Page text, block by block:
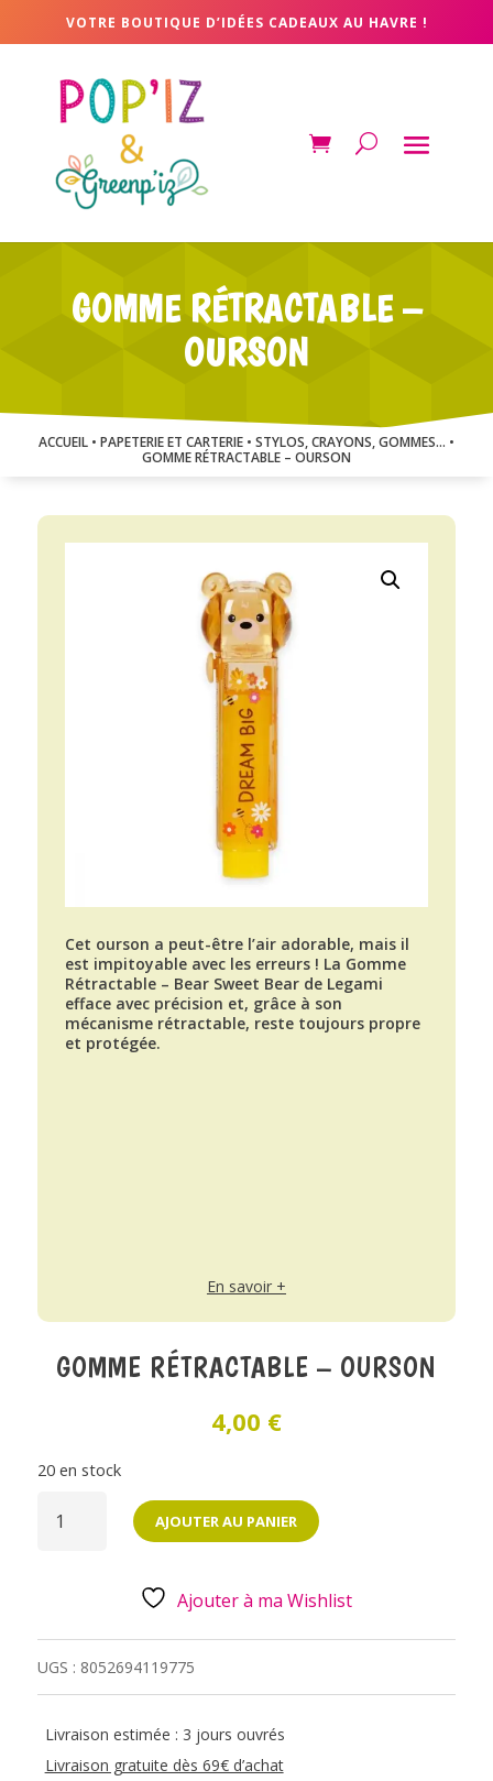
VOTRE BOUTIQUE D’IDÉES CADEAUX AU HAVRE !
GOMME RÉTRACTABLE –
OURSON
ACCUEIL • PAPETERIE ET CARTERIE • STYLOS, CRAYONS, GOMMES... •
GOMME RÉTRACTABLE – OURSON
Cet ourson a peut-être l’air adorable, mais il
est impitoyable avec les erreurs ! La Gomme
Rétractable – Bear Sweet Bear de Legami
efface avec précision et, grâce à son
mécanisme rétractable, reste toujours propre
et protégée.
En savoir +
GOMME RÉTRACTABLE – OURSON
4,00 €
20 en stock
DE
GOMME
RÉTRACTABLE
AJOUTER AU PANIER
Ajouter à ma Wishlist
UGS : 8052694119775
Livraison estimée : 3 jours ouvrés
Livraison gratuite dès 69€ d’achat